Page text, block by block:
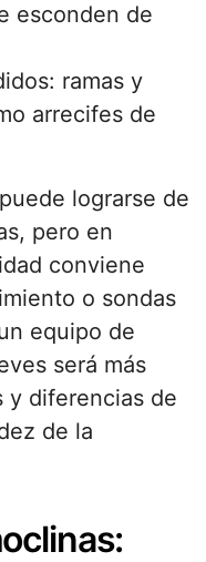
esconden de
ramas y
arrecifes de
lograrse de
pero en
conviene
o sondas
equipo de
será más
y diferencias de
de la